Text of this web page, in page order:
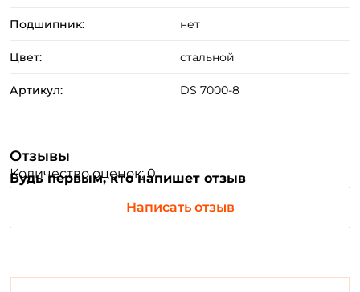
Подшипник: нет
Цвет: стальной
Артикул: DS 7000-8
Отзывы
Количество оценок: 0
Будь первым, кто напишет отзыв
Написать отзыв
Создать аккаунт
Email: *